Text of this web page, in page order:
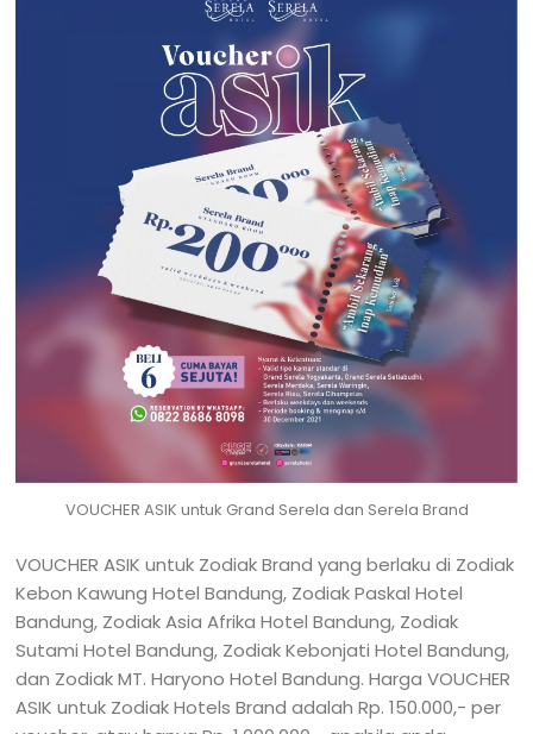
VOUCHER ASIK untuk Grand Serela dan Serela Brand
VOUCHER ASIK untuk Zodiak Brand yang berlaku di Zodiak
Kebon Kawung Hotel Bandung, Zodiak Paskal Hotel
Bandung, Zodiak Asia Afrika Hotel Bandung, Zodiak
Sutami Hotel Bandung, Zodiak Kebonjati Hotel Bandung,
dan Zodiak MT. Haryono Hotel Bandung. Harga VOUCHER
ASIK untuk Zodiak Hotels Brand adalah Rp. 150.000,- per